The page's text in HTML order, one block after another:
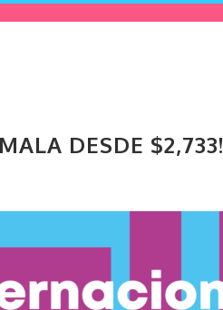
DESDE $2,733!